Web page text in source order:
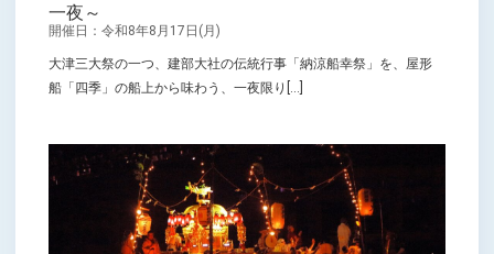
一夜～
開催日：令和8年8月17日(月)
大津三大祭の一つ、建部大社の伝統行事「納涼船幸祭」を、屋形
船「四季」の船上から味わう、一夜限り[...]